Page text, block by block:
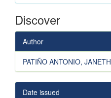
Discover
Author
PATIÑO ANTONIO, JANETH
Date issued